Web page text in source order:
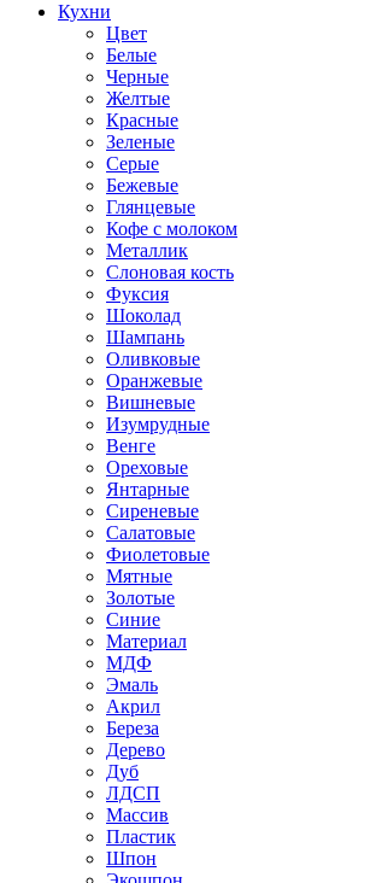
Кухни
Цвет
Белые
Черные
Желтые
Красные
Зеленые
Серые
Бежевые
Глянцевые
Кофе с молоком
Металлик
Слоновая кость
Фуксия
Шоколад
Шампань
Оливковые
Оранжевые
Вишневые
Изумрудные
Венге
Ореховые
Янтарные
Сиреневые
Салатовые
Фиолетовые
Мятные
Золотые
Синие
Материал
МДФ
Эмаль
Акрил
Береза
Дерево
Дуб
ЛДСП
Массив
Пластик
Шпон